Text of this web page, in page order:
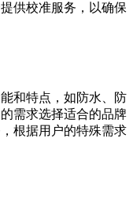
供校准服务，以确保
和特点，如防水、防
需求选择适合的品牌
根据用户的特殊需求